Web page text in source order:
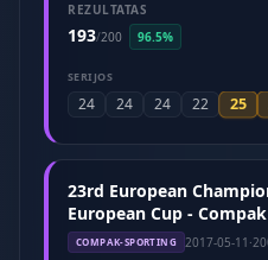
REZULTATAS
193/200 96.5%
SERIJOS
24 24 24 22 25
23rd European
European Cup -
2017)
COMPAK-SPORTING 2017-05-11 ·